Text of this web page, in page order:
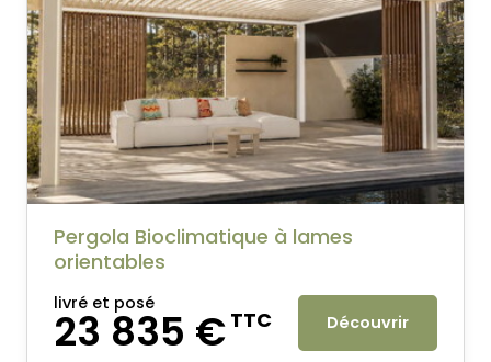
Pergola Bioclimatique à lames
orientables
livré et posé
23 835 €TTC Découvrir